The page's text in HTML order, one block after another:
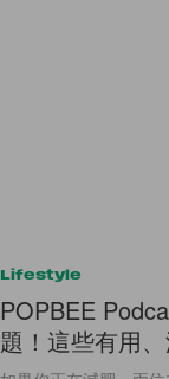
Lifestyle
POPBEE
題！這些有用